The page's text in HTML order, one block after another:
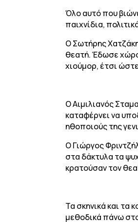
Όλο αυτό που
παιχνίδια,
Ο Σωτήρης
θεατή. Έδωσε
χιούμορ, έτσι
Ο Αιμιλιανός
καταφέρνει να
ηθοποιούς της
Ο Γιώργος
στα δάκτυλα τα
κρατούσαν τον
Τα σκηνικά και τα
μεθοδικά πάνω